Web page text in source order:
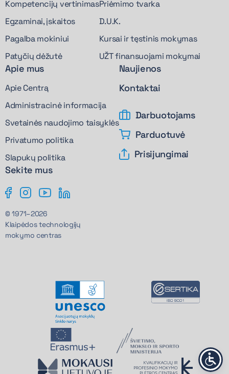
Kompetencijų vertinimas
Egzaminai, įskaitos
Pagalba mokiniui
Patyčių dėžutė
Priėmimo tvarka
D.U.K.
Kursai ir tęstinis mokymas
UŽT finansuojami mokymai
Apie mus
Apie Centrą
Administracinė informacija
Svetainės naudojimo taisyklės
Privatumo politika
Slapukų politika
Naujienos
Kontaktai
Darbuotojams
Parduotuvė
Prisijungimai
Sekite mus
© 1971–2026
Klaipėdos technologijų
mokymo centras